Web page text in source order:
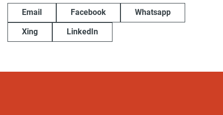
Email Facebook Whatsapp
Xing LinkedIn